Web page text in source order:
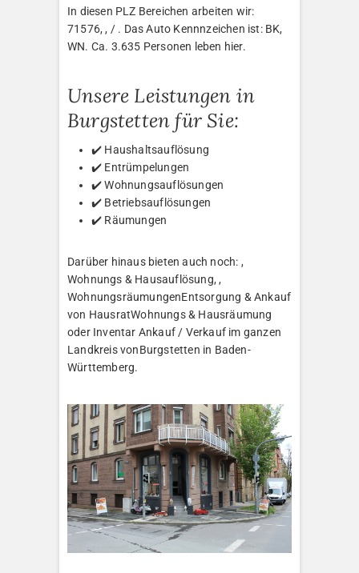
In diesen PLZ Bereichen arbeiten wir:
71576, , / . Das Auto Kennnzeichen ist: BK,
WN. Ca. 3.635 Personen leben hier.
Unsere Leistungen in
Burgstetten für Sie:
✔️ Haushaltsauflösung
✔️ Entrümpelungen
✔️ Wohnungsauflösungen
✔️ Betriebsauflösungen
✔️ Räumungen
Darüber hinaus bieten auch noch: ,
Wohnungs & Hausauflösung, ,
WohnungsräumungenEntsorgung & Ankauf
von HausratWohnungs & Hausräumung
oder Inventar Ankauf / Verkauf im ganzen
Landkreis vonBurgstetten in Baden-
Württemberg.